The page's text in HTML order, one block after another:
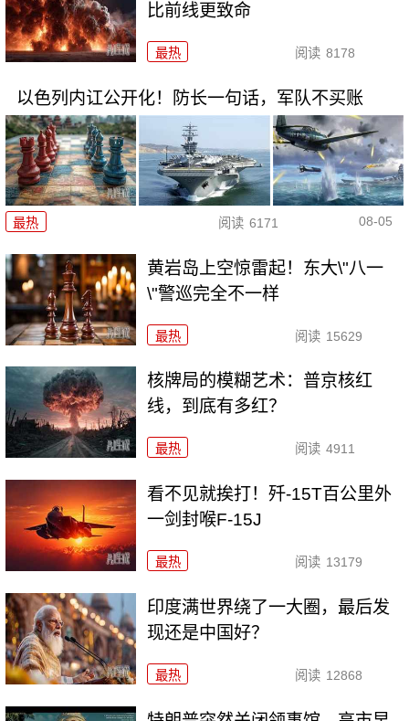
比前线更致命
最热 阅读 8178
以色列内讧公开化！防长一句话，军队不买账
最热 阅读 6171 08-05
黄岩岛上空惊雷起！东大\"八一
\"警巡完全不一样
最热 阅读 15629
核牌局的模糊艺术：普京核红
线，到底有多红？
最热 阅读 4911
看不见就挨打！歼-15T百公里外
一剑封喉F-15J
最热 阅读 13179
印度满世界绕了一大圈，最后发
现还是中国好？
最热 阅读 12868